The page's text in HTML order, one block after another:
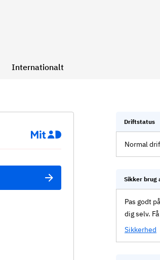
Internationalt
Driftstatus
Normal
Sikker brug
Pas godt
dig selv.
Sikkerhed